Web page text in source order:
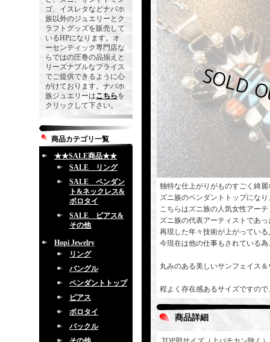
ゴ、イスレタなどナバホ
族以外のジュエリーとク
ラフトグッズを販売して
いるHPになります。オ
ーセンティック専門店な
らではの圧巻の品揃えと
リーズナブルなプライス
でご提供できるように心
がけております。ナバホ
族ジュエリーはこちらを
クリックして下さい。
商品カテゴリ一覧
★★SALE商品★★
SALE リング
SALE ペンダン
ト&ネックレス&
ボロタイ
SALE ピアス&
その他
Hopi Jewelry
リング
バングル
ペンダントトップ
ピアス
ボロタイ
バックル
独特な仕上がりがものすごく綺
ズニ族のペンダントトップになり
こちらはズニ族の人気女性アー
ズニ族の代表アーティストであ
再現した年々技術が上がってい
今現在は他の仕事もされている
丸みのある美しいサンフェイス
程よく存在感あるサイズですの
商品詳細